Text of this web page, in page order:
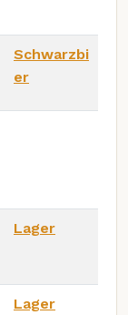
Schwarzbi
er
Lager
Lager